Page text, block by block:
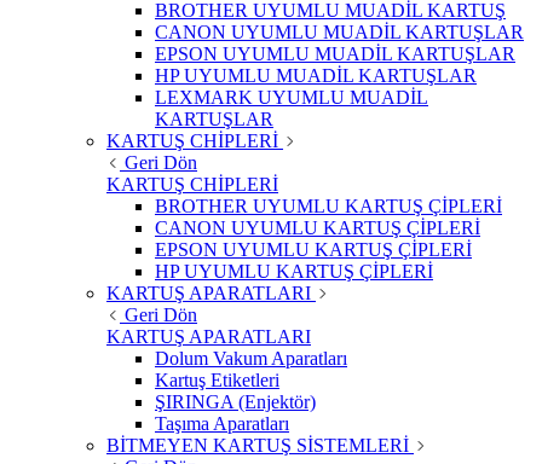
BROTHER UYUMLU MUADİL KARTUŞ
CANON UYUMLU MUADİL KARTUŞLAR
EPSON UYUMLU MUADİL KARTUŞLAR
HP UYUMLU MUADİL KARTUŞLAR
LEXMARK UYUMLU MUADİL
KARTUŞLAR
KARTUŞ CHİPLERİ
Geri Dön
KARTUŞ CHİPLERİ
BROTHER UYUMLU KARTUŞ ÇİPLERİ
CANON UYUMLU KARTUŞ ÇİPLERİ
EPSON UYUMLU KARTUŞ ÇİPLERİ
HP UYUMLU KARTUŞ ÇİPLERİ
KARTUŞ APARATLARI
Geri Dön
KARTUŞ APARATLARI
Dolum Vakum Aparatları
Kartuş Etiketleri
ŞIRINGA (Enjektör)
Taşıma Aparatları
BİTMEYEN KARTUŞ SİSTEMLERİ